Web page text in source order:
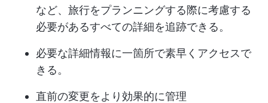
など、旅行をプランニングする際に考慮する
必要があるすべての詳細を追跡できる。
必要な詳細情報に一箇所で素早くアクセスで
きる。
直前の変更をより効果的に管理